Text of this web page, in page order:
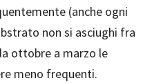
(anche ogni
non si asciughi fra
ottobre a marzo le
meno frequenti.